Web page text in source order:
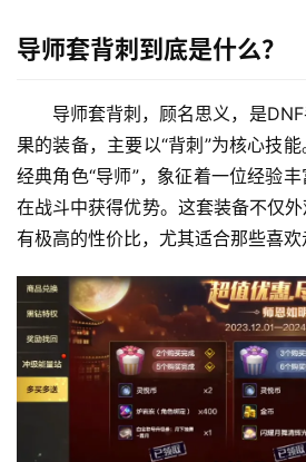
导师套背刺到底是什么？
导师套背刺，顾名思义，是
果的装备，主要以“背刺”为核心技
经典角色“导师”，象征着一位经验
在战斗中获得优势。这套装备不仅
有极高的性价比，尤其适合那些喜欢